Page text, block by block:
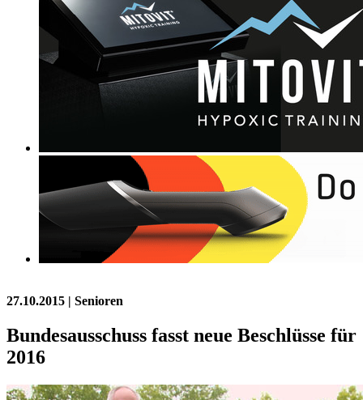
27.10.2015 | Senioren
Bundesausschuss fasst neue Beschlüsse für
2016